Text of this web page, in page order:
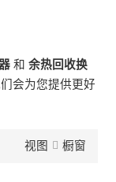
和 余热回收换
会为您提供更好
视图 橱窗